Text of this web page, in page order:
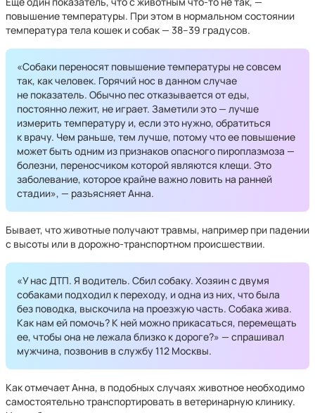
повышение температуры. При этом в нормальном состоянии
температура тела кошек и собак — 38–39 градусов.
«Собаки переносят повышение температуры не совсем
так, как человек. Горячий нос в данном случае
не показатель. Обычно пес отказывается от еды,
постоянно лежит, не играет. Заметили это — лучше
измерить температуру и, если это нужно, обратиться
к врачу. Чем раньше, тем лучше, потому что ее повышение
может быть одним из признаков опасного пироплазмоза —
болезни, переносчиком которой являются клещи. Это
заболевание, которое крайне важно ловить на ранней
стадии», — разъясняет Анна.
Бывает, что животные получают травмы, например при падении
с высоты или в дорожно-транспортном происшествии.
«У нас ДТП. Я водитель. Сбил собаку. Хозяин с двумя
собаками подходил к переходу, и одна из них, что была
без поводка, выскочила на проезжую часть. Собака жива.
Как нам ей помочь? К ней можно прикасаться, перемещать
ее, чтобы она не лежала близко к дороге?» — спрашивал
мужчина, позвонив в службу 112 Москвы.
Как отмечает Анна, в подобных случаях животное необходимо
самостоятельно транспортировать в ветеринарную клинику.